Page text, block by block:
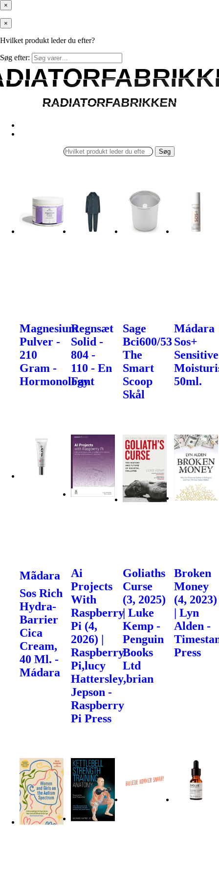
×
×
Hvilket produkt leder du efter?
Søg efter:
RADIATORFABRIKKEN
RADIATORFABRIKKEN
Søg
Magnesium
Pulver -
210
Gram -
Hormonology
Regnsæt
Solid -
804 -
110 - En
Fant
Sage
Bci600/53
The
Smart
Scoop
Skål
Mádara
Sos+
Sensitive
50ml.
Mãdara
Sos Rich
Hydra-
Barrier
Cica
Cream,
40 Ml. -
Mádara
Ai
Projects
With
Raspberry
Pi (4,
2026) |
Raspberry
Pi,lucy
Hattersley,brian
Jepson -
Raspberry
Pi Press
Goliaths
Curse
(3, 2025)
| Luke
Kemp -
Penguin
Books
Ltd
Broken
Money
(4, 2023)
| Lyn
Alden -
Press